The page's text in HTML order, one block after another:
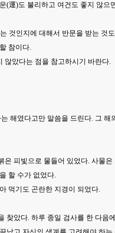
(運)도 불리하고 여건도 좋지 않
것인지에 대해서 반문을 받는 것
참이다.
않았다는 점을 참고하시기 바란다.
해였다고만 말씀을 드린다. 그
은 피빛으로 물들어 있었다. 사물
할 수가 없었다.
먹기도 곤란한 지경이 되었다.
찾았다. 하루 종일 검사를 한 다